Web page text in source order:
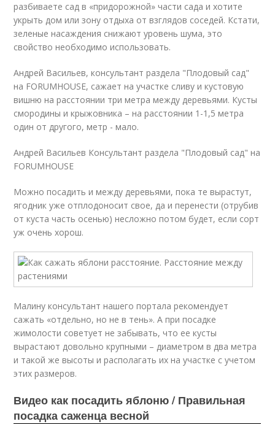
разбиваете сад в «придорожной» части сада и хотите
укрыть дом или зону отдыха от взглядов соседей. Кстати,
зеленые насаждения снижают уровень шума, это
свойство необходимо использовать.
Андрей Васильев, консультант раздела "Плодовый сад"
на FORUMHOUSE, сажает на участке сливу и кустовую
вишню на расстоянии три метра между деревьями. Кусты
смородины и крыжовника – на расстоянии 1-1,5 метра
один от другого, метр - мало.
Андрей Васильев Консультант раздела "Плодовый сад" на
FORUMHOUSE
Можно посадить и между деревьями, пока те вырастут,
ягодник уже отплодоносит свое, да и перенести (отрубив
от куста часть осенью) несложно потом будет, если сорт
уж очень хорош.
Малину консультант нашего портала рекомендует
сажать «отдельно, но не в тень». А при посадке
жимолости советует не забывать, что ее кусты
вырастают довольно крупными – диаметром в два метра
и такой же высоты и располагать их на участке с учетом
этих размеров.
Видео как посадить яблоню / Правильная
посадка саженца весной